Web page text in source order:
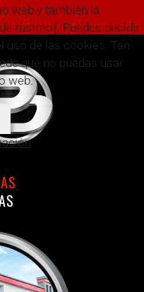
web y también la
rastreo). Puedes decidir
de las cookies. Ten
que no puedas usar
web.